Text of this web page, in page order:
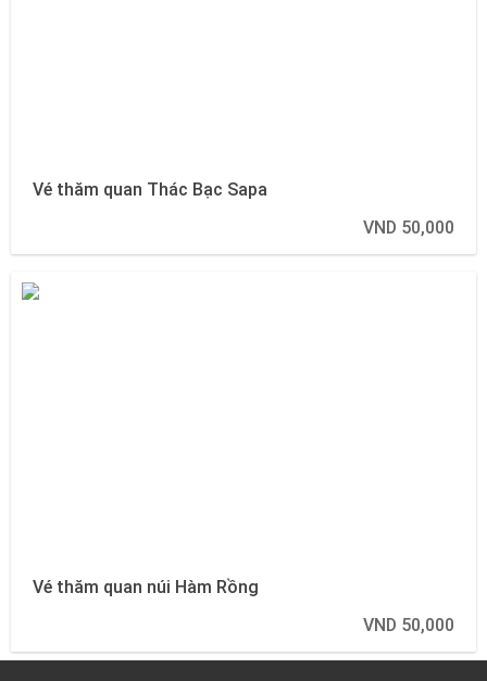
Vé thăm quan Thác Bạc Sapa
VND 50,000
Vé thăm quan núi Hàm Rồng
VND 50,000